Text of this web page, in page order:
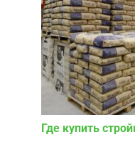
Где купить